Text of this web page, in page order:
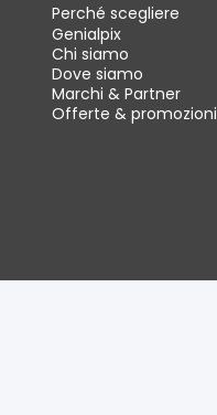
Perché scegliere
Genialpix
Chi siamo
Dove siamo
Marchi & Partner
Offerte & promozioni